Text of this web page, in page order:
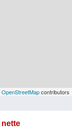
OpenStreetMapcontributors
nette